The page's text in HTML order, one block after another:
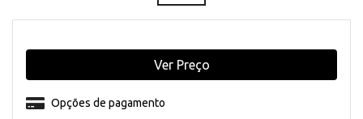
Opções de pagamento
Ver Preço